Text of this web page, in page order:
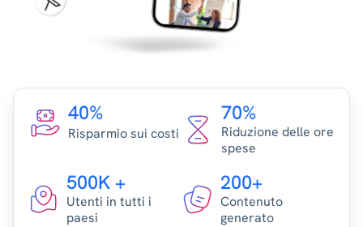
40%
Risparmio sui costi
70%
Riduzione delle ore
spese
500K +
Utenti in tutti i
paesi
200+
Contenuto
generato